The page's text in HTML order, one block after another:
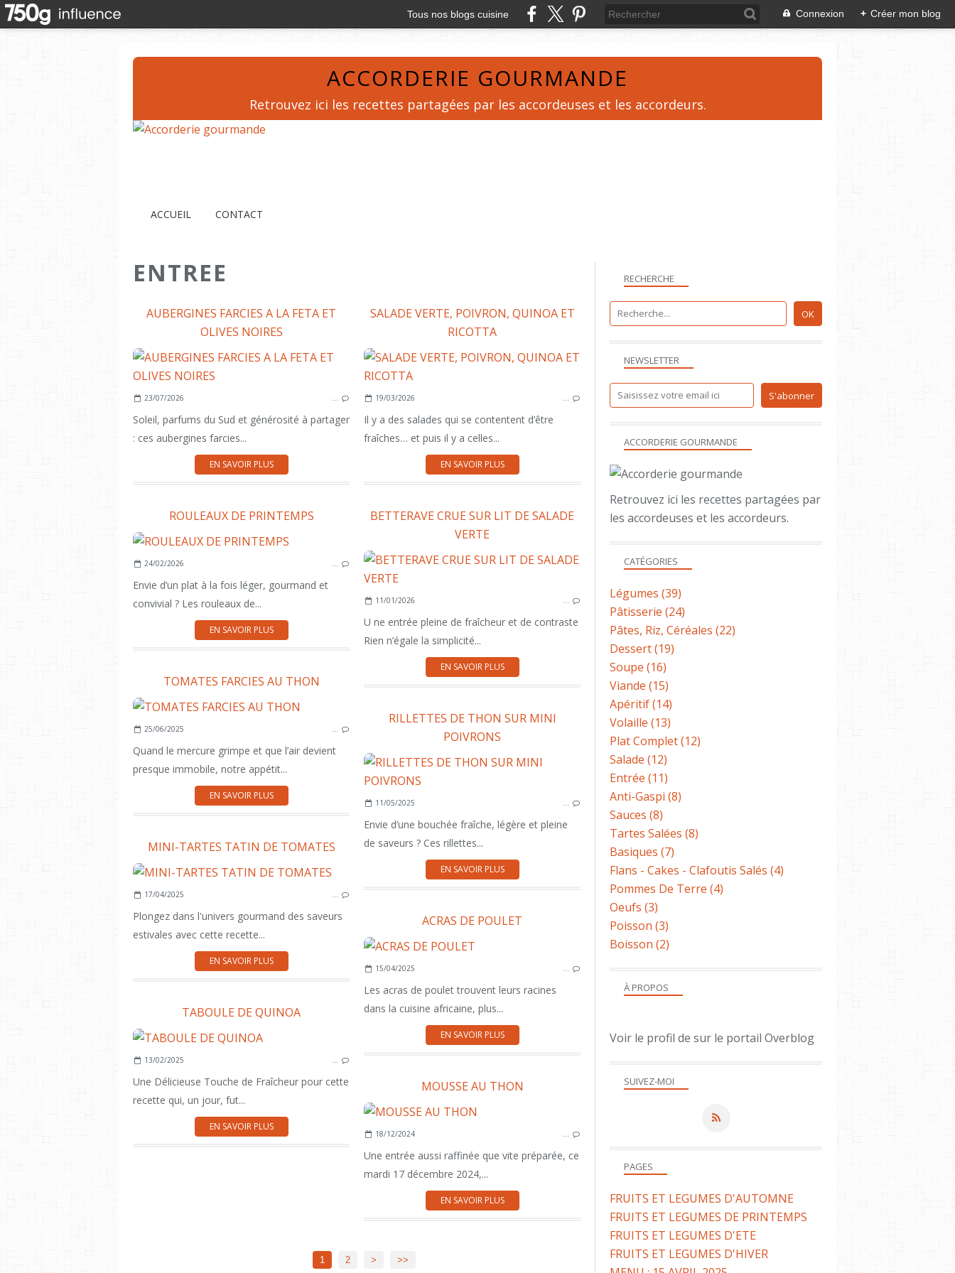
Tous nos blogs cuisine Connexion + Créer mon blog
ACCORDERIE GOURMANDE
Retrouvez ici les recettes partagées par les accordeuses et les accordeurs.
ACCUEIL CONTACT
ENTREE
AUBERGINES FARCIES A LA FETA ET
OLIVES NOIRES
ENTRÉE
23/07/2026 …
Soleil, parfums du Sud et générosité à partager
: ces aubergines farcies...
EN SAVOIR PLUS
SALADE VERTE, POIVRON, QUINOA ET
RICOTTA
ENTRÉE
19/03/2026 …
Il y a des salades qui se contentent d’être
fraîches… et puis il y a celles...
EN SAVOIR PLUS
ROULEAUX DE PRINTEMPS
24/02/2026 …
Envie d’un plat à la fois léger, gourmand et
convivial ? Les rouleaux de...
EN SAVOIR PLUS
BETTERAVE CRUE SUR LIT DE SALADE
VERTE
11/01/2026 …
U ne entrée pleine de fraîcheur et de contraste
Rien n’égale la simplicité...
EN SAVOIR PLUS
TOMATES FARCIES AU THON
ENTRÉE
25/06/2025 …
Quand le mercure grimpe et que l’air devient
presque immobile, notre appétit...
EN SAVOIR PLUS
RILLETTES DE THON SUR MINI
POIVRONS
11/05/2025 …
Envie d’une bouchée fraîche, légère et pleine
de saveurs ? Ces rillettes...
EN SAVOIR PLUS
MINI-TARTES TATIN DE TOMATES
APÉRITIF
17/04/2025 …
Plongez dans l'univers gourmand des saveurs
estivales avec cette recette...
EN SAVOIR PLUS
ACRAS DE POULET
15/04/2025 …
Les acras de poulet trouvent leurs racines
dans la cuisine africaine, plus...
EN SAVOIR PLUS
TABOULE DE QUINOA
ENTRÉE
13/02/2025 …
Une Délicieuse Touche de Fraîcheur pour cette
recette qui, un jour, fut...
EN SAVOIR PLUS
MOUSSE AU THON
18/12/2024 …
Une entrée aussi raffinée que vite préparée, ce
mardi 17 décembre 2024,...
EN SAVOIR PLUS
1 2 > >>
NEWSLETTER
SUIVEZ-MOI
RECHERCHE
ACCORDERIE GOURMANDE
Retrouvez ici les recettes partagées par
les accordeuses et les accordeurs.
À PROPOS
Voir le profil de sur le portail Overblog
PAGES
FRUITS ET LEGUMES D'AUTOMNE
FRUITS ET LEGUMES DE PRINTEMPS
FRUITS ET LEGUMES D'ETE
FRUITS ET LEGUMES D'HIVER
CATÉGORIES
Légumes (39)
Pâtisserie (24)
Pâtes, Riz, Céréales (22)
Dessert(19)
Soupe (16)
Viande (15)
Apéritif(14)
Volaille (13)
Plat Complet(12)
Salade (12)
Entrée (11)
Anti-Gaspi (8)
Sauces (8)
Tartes Salées (8)
Basiques (7)
Flans - Cakes - Clafoutis Salés (4)
Pommes De Terre (4)
Oeufs (3)
Poisson (3)
Boisson (2)